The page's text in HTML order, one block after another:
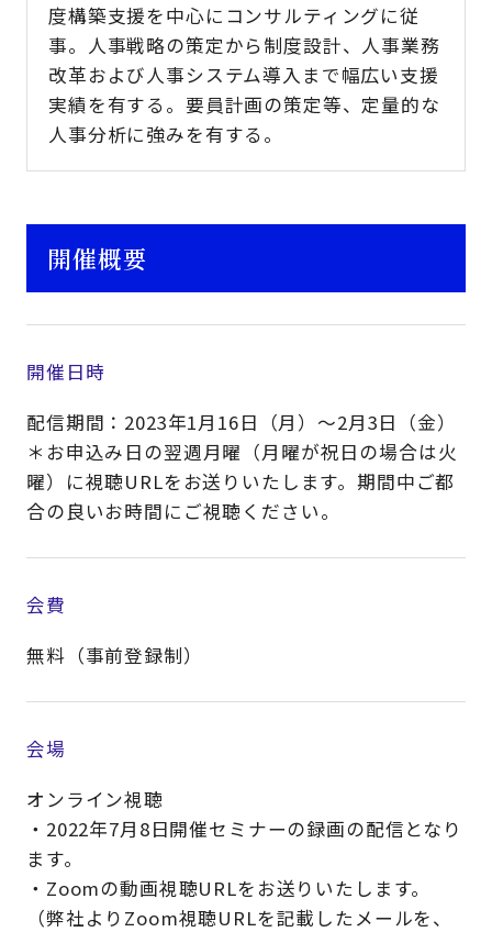
度構築支援を中心にコンサルティングに従
事。人事戦略の策定から制度設計、人事業務
改革および人事システム導入まで幅広い支援
実績を有する。要員計画の策定等、定量的な
人事分析に強みを有する。
開催概要
開催日時
配信期間：2023年1月16日（月）～2月3日（金）
＊お申込み日の翌週月曜（月曜が祝日の場合は火
曜）に視聴URLをお送りいたします。期間中ご都
合の良いお時間にご視聴ください。
会費
無料（事前登録制）
会場
オンライン視聴
・2022年7月8日開催セミナーの録画の配信となり
ます。
・Zoomの動画視聴URLをお送りいたします。
（弊社よりZoom視聴URLを記載したメールを、